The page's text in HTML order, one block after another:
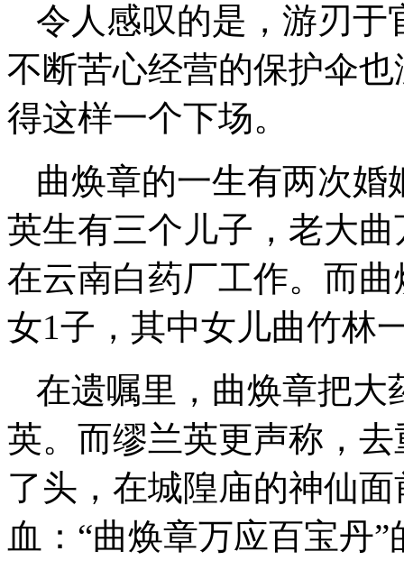
令人感叹的是，游刃于
不断苦心经营的保护伞
得这样一个下场。
曲焕章的一生有两次
英生有三个儿子，老大
在云南白药厂工作。而
女1子，其中女儿曲竹林
在遗嘱里，曲焕章把大
英。而缪兰英更声称，
了头，在城隍庙的神仙
血：“曲焕章万应百宝丹